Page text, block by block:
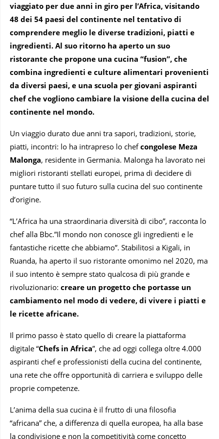
viaggiato per due anni in giro per l’Africa, visitando
48 dei 54 paesi del continente nel tentativo di
comprendere meglio le diverse tradizioni, piatti e
ingredienti. Al suo ritorno ha aperto un suo
ristorante che propone una cucina “fusion”, che
combina ingredienti e culture alimentari provenienti
da diversi paesi, e una scuola per giovani aspiranti
chef che vogliono cambiare la visione della cucina del
continente nel mondo.
Un viaggio durato due anni tra sapori, tradizioni, storie,
piatti, incontri: lo ha intrapreso lo chefcongolese Meza
Malonga, residente in Germania. Malonga ha lavorato nei
migliori ristoranti stellati europei, prima di decidere di
puntare tutto il suo futuro sulla cucina del suo continente
d’origine.
“L’Africa ha una straordinaria diversità di cibo”, racconta lo
chef alla Bbc.”Il mondo non conosce gli ingredienti e le
fantastiche ricette che abbiamo”. Stabilitosi a Kigali, in
Ruanda, ha aperto il suo ristorante omonimo nel 2020, ma
il suo intento è sempre stato qualcosa di più grande e
rivoluzionario: creare un progetto che portasse un
cambiamento nel modo di vedere, di vivere i piatti e
le ricette africane.
Il primo passo è stato quello di creare la piattaforma
digitale “Chefs in Africa”, che ad oggi collega oltre 4.000
aspiranti chef e professionisti della cucina del continente,
una rete che offre opportunità di carriera e sviluppo delle
proprie competenze.
L’anima della sua cucina è il frutto di una filosofia
“africana” che, a differenza di quella europea, ha alla base
la condivisione e non la competitività come concetto